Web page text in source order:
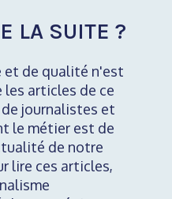
LA SUITE ?
et de qualité n'est
articles de ce
journalistes et
le métier est de
de notre
lire ces articles,